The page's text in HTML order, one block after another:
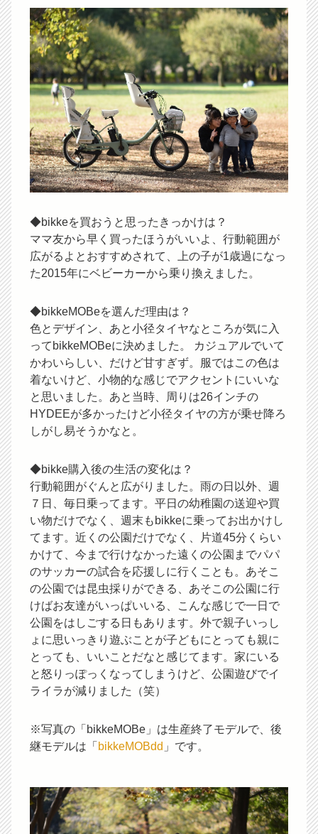
◆bikkeを買おうと思ったきっかけは？
ママ友から早く買ったほうがいいよ、行動範囲が
広がるよとおすすめされて、上の子が1歳過になっ
た2015年にベビーカーから乗り換えました。
◆bikkeMOBeを選んだ理由は？
色とデザイン、あと小径タイヤなところが気に入
ってbikkeMOBeに決めました。 カジュアルでいて
かわいらしい、だけど甘すぎず。服ではこの色は
着ないけど、小物的な感じでアクセントにいいな
と思いました。あと当時、周りは26インチの
HYDEEが多かったけど小径タイヤの方が乗せ降ろ
しがし易そうかなと。
◆bikke購入後の生活の変化は？
行動範囲がぐんと広がりました。雨の日以外、週
７日、毎日乗ってます。平日の幼稚園の送迎や買
い物だけでなく、週末もbikkeに乗ってお出かけし
てます。近くの公園だけでなく、片道45分くらい
かけて、今まで行けなかった遠くの公園までパパ
のサッカーの試合を応援しに行くことも。あそこ
の公園では昆虫採りができる、あそこの公園に行
けばお友達がいっぱいいる、こんな感じで一日で
公園をはしごする日もあります。外で親子いっし
ょに思いっきり遊ぶことが子どもにとっても親に
とっても、いいことだなと感じてます。家にいる
と怒りっぽっくなってしまうけど、公園遊びでイ
ライラが減りました（笑）
※写真の「bikkeMOBe」は生産終了モデルで、後
継モデルは「 bikkeMOBdd 」です。